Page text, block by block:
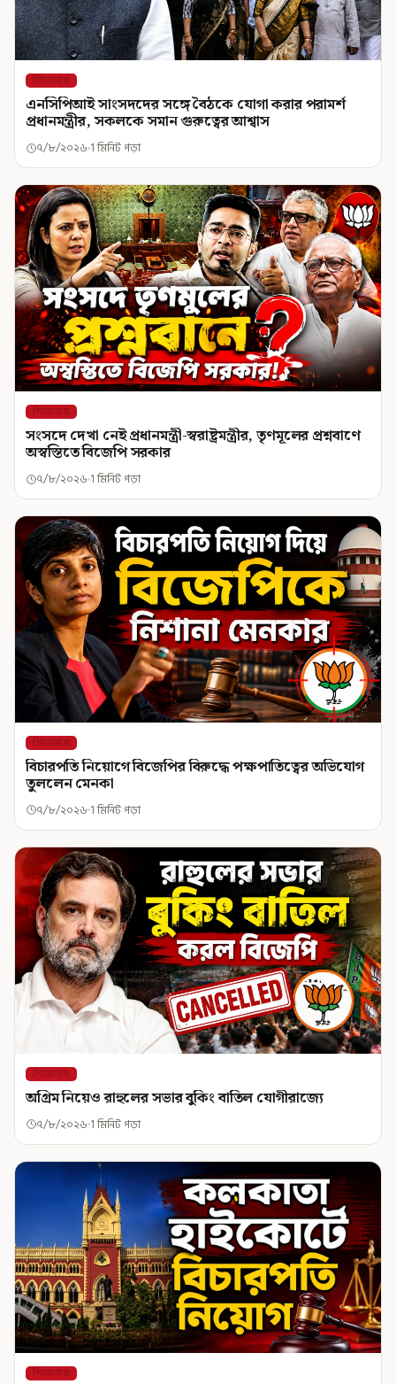
শিরোনাম
এনসিপিআই সাংসদদের সঙ্গে বৈঠকে যোগা করার পরামর্শ
প্রধানমন্ত্রীর, সকলকে সমান গুরুত্বের আশ্বাস
৭/৮/২০২৬ 1 মিনিট পড়া
শিরোনাম
সংসদে দেখা নেই প্রধানমন্ত্রী-স্বরাষ্ট্রমন্ত্রীর, তৃণমূলের প্রশ্নবাণে
অস্বস্তিতে বিজেপি সরকার
৭/৮/২০২৬ 1 মিনিট পড়া
শিরোনাম
বিচারপতি নিয়োগে বিজেপির বিরুদ্ধে পক্ষপাতিত্বের অভিযোগ
তুললেন মেনকা
৭/৮/২০২৬ 1 মিনিট পড়া
শিরোনাম
অগ্রিম নিয়েও রাহুলের সভার বুকিং বাতিল যোগীরাজ্যে
৭/৮/২০২৬ 1 মিনিট পড়া
শিরোনাম